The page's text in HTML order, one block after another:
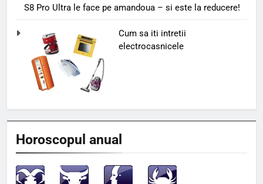
S8 Pro Ultra le face pe amandoua – si este la reducere!
Cum sa iti intretii
electrocasnicele
Horoscopul anual